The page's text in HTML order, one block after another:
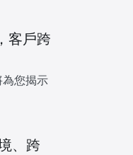
客戶跨
您揭示
、跨